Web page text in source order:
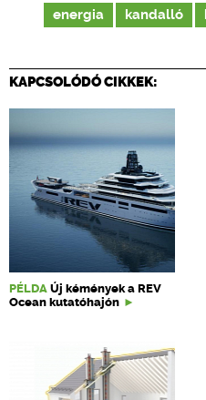
energia kandalló
KAPCSOLÓDÓ CIKKEK:
PÉLDA Új kémények a REV
Ocean kutatóhajón